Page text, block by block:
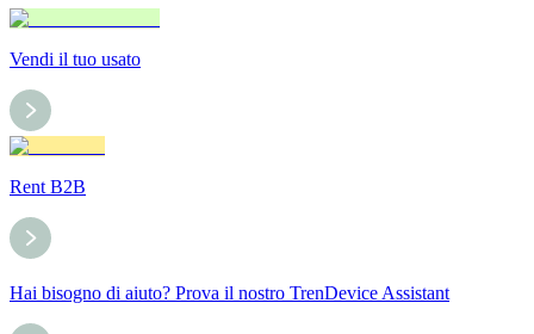
Vendi il tuo usato
Rent B2B
Hai bisogno di aiuto? Prova il nostro TrenDevice Assistant